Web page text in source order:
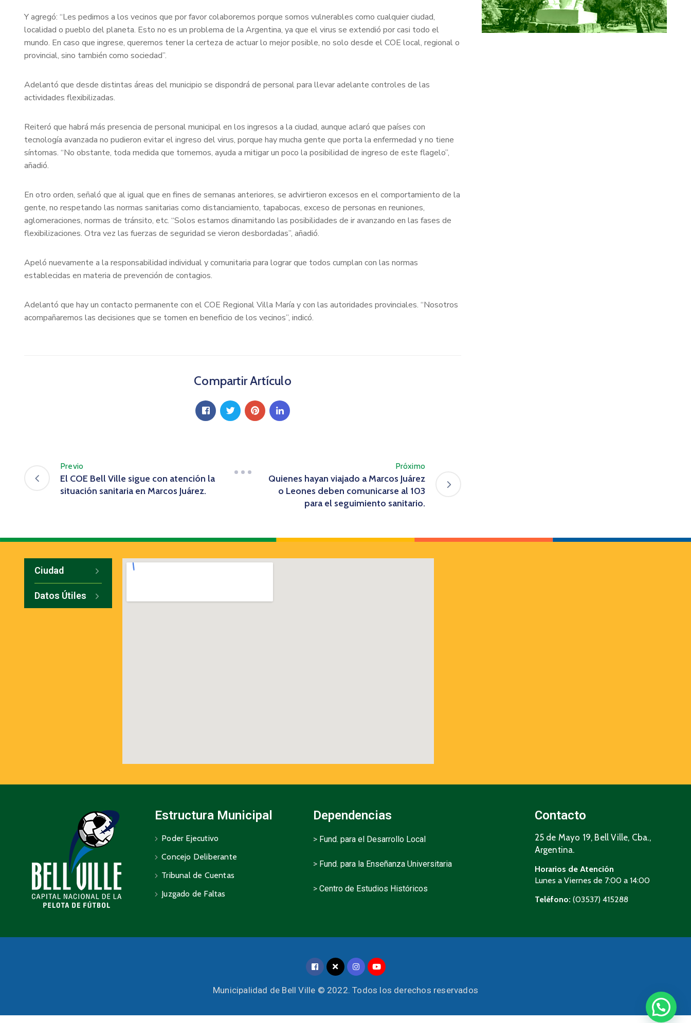
Y agregó: “Les pedimos a los vecinos que por favor colaboremos porque somos vulnerables como cualquier ciudad,
localidad o pueblo del planeta. Esto no es un problema de la Argentina, ya que el virus se extendió por casi todo el
mundo. En caso que ingrese, queremos tener la certeza de actuar lo mejor posible, no solo desde el COE local, regional o
provincial, sino también como sociedad”.
Adelantó que desde distintas áreas del municipio se dispondrá de personal para llevar adelante controles de las
actividades flexibilizadas.
Reiteró que habrá más presencia de personal municipal en los ingresos a la ciudad, aunque aclaró que países con
tecnología avanzada no pudieron evitar el ingreso del virus, porque hay mucha gente que porta la enfermedad y no tiene
síntomas. “No obstante, toda medida que tomemos, ayuda a mitigar un poco la posibilidad de ingreso de este flagelo”,
añadió.
En otro orden, señaló que al igual que en fines de semanas anteriores, se advirtieron excesos en el comportamiento de la
gente, no respetando las normas sanitarias como distanciamiento, tapabocas, exceso de personas en reuniones,
aglomeraciones, normas de tránsito, etc. “Solos estamos dinamitando las posibilidades de ir avanzando en las fases de
flexibilizaciones. Otra vez las fuerzas de seguridad se vieron desbordadas”, añadió.
Apeló nuevamente a la responsabilidad individual y comunitaria para lograr que todos cumplan con las normas
establecidas en materia de prevención de contagios.
Adelantó que hay un contacto permanente con el COE Regional Villa María y con las autoridades provinciales. “Nosotros
acompañaremos las decisiones que se tomen en beneficio de los vecinos”, indicó.
Compartir Artículo
Previo
El COE Bell Ville sigue con atención la
situación sanitaria en Marcos Juárez.
Próximo
Quienes hayan viajado a Marcos Juárez
o Leones deben comunicarse al 103
para el seguimiento sanitario.
Ciudad
Datos Útiles
Estructura Municipal
Poder Ejecutivo
Concejo Deliberante
Tribunal de Cuentas
Juzgado de Faltas
Dependencias
> Fund. para el Desarrollo Local
> Fund. para la Enseñanza Universitaria
> Centro de Estudios Históricos
Contacto
25 de Mayo 19, Bell Ville, Cba.,
Argentina.
Horarios de Atención
Lunes a Viernes de 7:00 a 14:00
Teléfono: (03537) 415288
Municipalidad de Bell Ville © 2022. Todos los derechos reservados